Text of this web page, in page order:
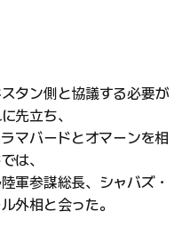
タン側と協議する必要が
先立ち、
マバードとオマーンを相
は、
軍参謀総長、シャバズ・
外相と会った。